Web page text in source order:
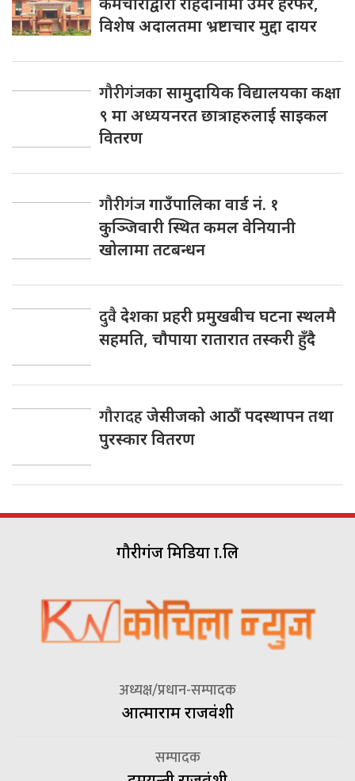
विशेष अदालतमा भ्रष्टाचार मुद्दा दायर
गौरीगंजकासामुदायिक विद्यालयका कक्षा
९ मा अध्ययनरत छात्राहरुलाई साइकल
वितरण
गौरीगंजगाउँपालिका वार्ड नं. १
कुञ्जिवारी स्थित कमल वेनियानी
खोलामा तटबन्धन
दुवैदेशका प्रहरी प्रमुखबीच घटना स्थलमै
सहमति, चाैपाया रातारात तस्करी हुँदै
गौरादहजेसीजको आठौं पदस्थापन तथा
पुरस्कार वितरण
गौरीगंज मिडिया प्रा.लि
अध्यक्ष/प्रधान-सम्पादक
आत्माराम राजवंशी
सम्पादक